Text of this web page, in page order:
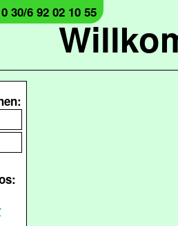
30/6 92 02 10 55